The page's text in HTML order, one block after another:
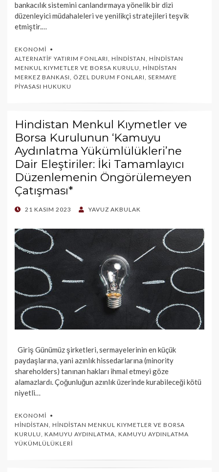
bankacılık sistemini canlandırmaya yönelik bir dizi
düzenleyici müdahaleleri ve yenilikçi stratejileri teşvik
etmiştir.…
EKONOMI
ALTERNATIF YATIRIM FONLARI, HINDISTAN, HINDISTAN
MENKUL KIYMETLER VE BORSA KURULU, HINDISTAN
MERKEZ BANKASI, ÖZEL DURUM FONLARI, SERMAYE
PIYASASI HUKUKU
Hindistan Menkul Kıymetler ve
Borsa Kurulunun ‘Kamuyu
Aydınlatma Yükümlülükleri’ne
Dair Eleştiriler: İki Tamamlayıcı
Düzenlemenin Öngörülemeyen
Çatışması*
POSTED
21 KASIM 2023 YAVUZ AKBULAK
Giriş Günümüz şirketleri, sermayelerinin en küçük
paydaşlarına, yani azınlık hissedarlarına (minority
shareholders) tanınan hakları ihmal etmeyi göze
alamazlardı. Çoğunluğun azınlık üzerinde kurabileceği kötü
niyetli…
EKONOMI
HINDISTAN HINDISTAN MENKUL KIYMETLER VE BORSA
KURULU KAMUYU AYDINLATMA KAMUYU AYDINLATMA
YÜKÜMLÜLÜKLERI